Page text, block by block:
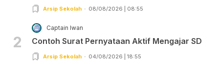
Arsip Sekolah 08/08/2026 | 08:55
2
Captain Iwan
Contoh Surat Pernyataan Aktif Mengajar SD
Arsip Sekolah 04/08/2026 | 18:55